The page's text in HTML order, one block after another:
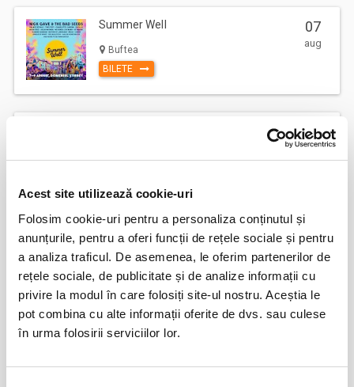
Acest site utilizează cookie-uri
Folosim cookie-uri pentru a personaliza conținutul și
anunțurile, pentru a oferi funcții de rețele sociale și pentru
a analiza traficul. De asemenea, le oferim partenerilor de
rețele sociale, de publicitate și de analize informații cu
privire la modul în care folosiți site-ul nostru. Aceștia le
pot combina cu alte informații oferite de dvs. sau culese
în urma folosirii serviciilor lor.
Summer Well
Buftea
BILETE
07
aug
Marc Euvrie - Nomadic Piano & Cello 12
aug
FESTOBAL
Bucuresti
BILETE
11
sept
Jazzapella - Concert jazz a capella
Bucuresti